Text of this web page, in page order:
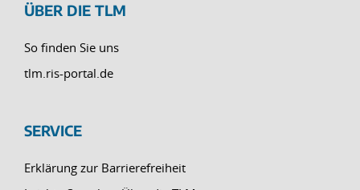
ÜBER DIE TLM
So finden Sie uns
tlm.ris-portal.de
SERVICE
Erklärung zur Barrierefreiheit